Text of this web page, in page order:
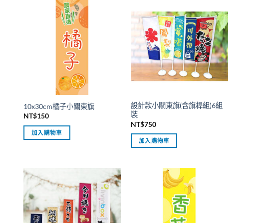
10x30cm橘子小關東旗
NT$150
加入購物車
設計款小關東旗(含旗桿組)6組
裝
NT$750
加入購物車